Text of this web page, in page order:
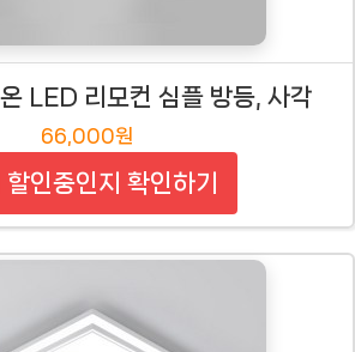
LED 리모컨 심플 방등, 사각
66,000원
할인중인지 확인하기